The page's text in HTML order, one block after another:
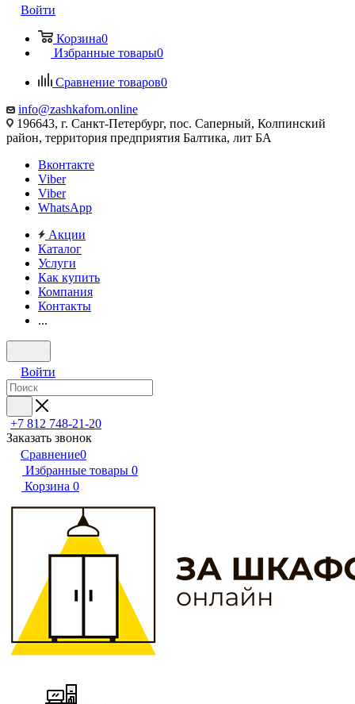
Войти
Корзина0
Избранные товары0
Сравнение товаров0
info@zashkafom.online
196643, г. Санкт-Петербург, пос. Саперный, Колпинский
район, территория предприятия Балтика, лит БА
Вконтакте
Viber
Viber
WhatsApp
Акции
Каталог
Услуги
Как купить
Компания
Контакты
...
Войти
+7 812 748-21-20
Заказать звонок
Сравнение0
Избранные товары 0
Корзина 0